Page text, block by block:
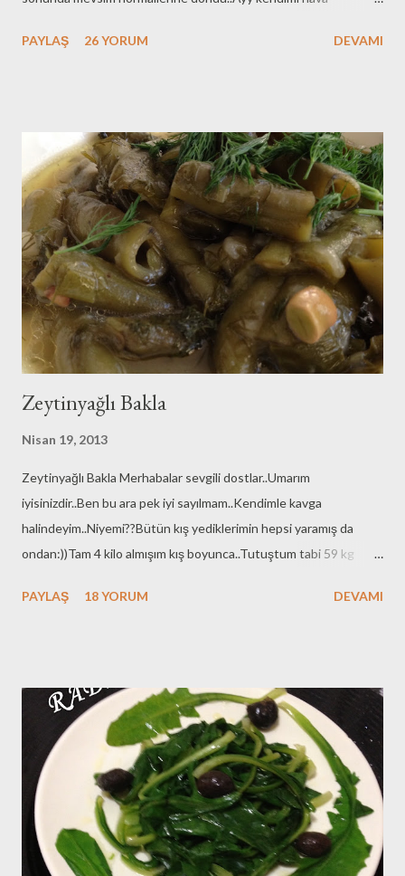
soğuk hava akımları uzak diyalara göç etti..Basra körfezinden
kadar:))Nihayet bugün bu birlikteliklerini bozdum ve ayırdım
onları..Off ne yorucu ve sıkıcı bi şey bu yazlık kışlık
muhabbeti..Yazlıkları çıkar..yıka..yerleştir..kışlıkları aynı şekilde..Bu
arada giyilmeyenleri ayır..Bir de bu arada evi toparla..Yemek
yap..onu yap..Bunu yap..Rejim yapp!!!!Evett rejimdeydim ben
değil mi:))Şükürler olsun artık 57 görüldü diğital tartıda:))pek
sevindim tabiki.Aynen devam..Bende bu süreçte sizlerle dü...
PAYLAŞ 26 YORUM DEVAMI
Zeytinyağlı Bakla
Nisan 19, 2013
Zeytinyağlı Bakla Merhabalar sevgili dostlar..Umarım
iyisinizdir..Ben bu ara pek iyi sayılmam..Kendimle kavga
halindeyim..Niyemi??Bütün kış yediklerimin hepsi yaramış da
ondan:))Tam 4 kilo almışım kış boyunca..Tutuştum tabi 59 kg
yaz..Malum formda girmek lazım..Bende artık diyet yapmaya karar
MALZEMELER ½ kg Taze bakla 1 adet orta boy kuru soğan 5
tane taze soğan 7-8 dal dere otu ½ çay bardağı zeytin yağı ½
limon suyu 2 yemek kaşığı un(1 kaşığı ayıklanmış baklalarımızı
koyacağımız limonlu su için) Tuz 4 adet kesme şeker 2,5 su
bardağı su YAPILIŞI: Baklalarımızı yıkayıp ayıkladıktan sonra unlu
va limonlu suyumuza koyuyoruz karamasın diye..Bize de bu arada
soğanlarımızı soyup rendeleyelim yağımızı da ekledikten sonra
PAYLAŞ 18 YORUM DEVAMI